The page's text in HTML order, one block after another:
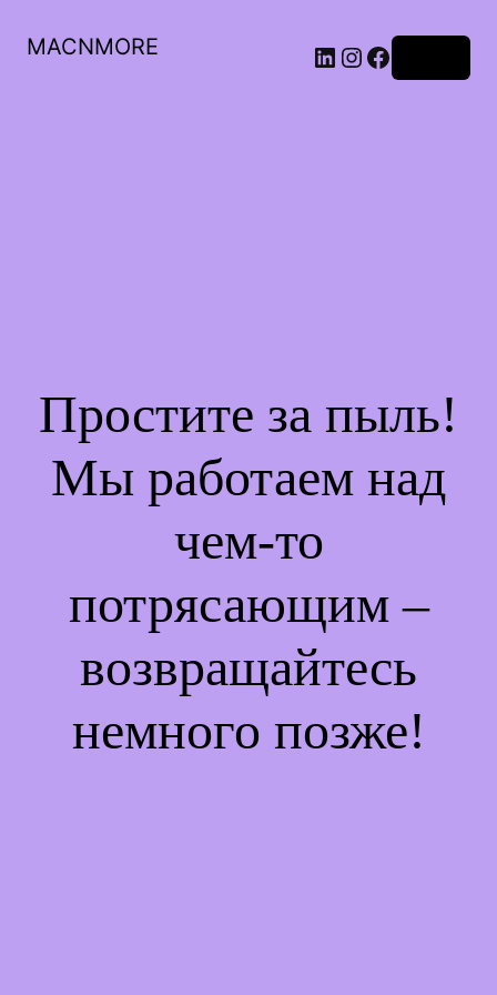
MACNMORE
Простите за пыль!
Мы работаем над
чем-то
потрясающим –
возвращайтесь
немного позже!